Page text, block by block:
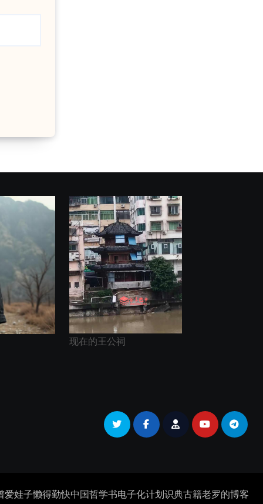
现在的王公祠
爱娃子懒得勤快中国哲学书电子化计划识典古籍老罗的博客